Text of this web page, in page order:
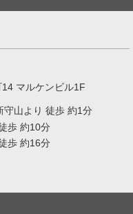
マルケンビル1F
守山より 徒歩 約1分
歩 約10分
歩 約16分